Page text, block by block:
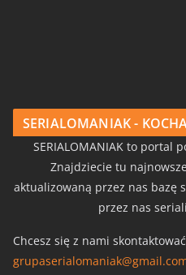
SERIALOMANIAK -
SERIALOMANIAK to portal
Znajdziecie tu
aktualizowaną przez nas bazę
przez nas
Chcesz się z nami